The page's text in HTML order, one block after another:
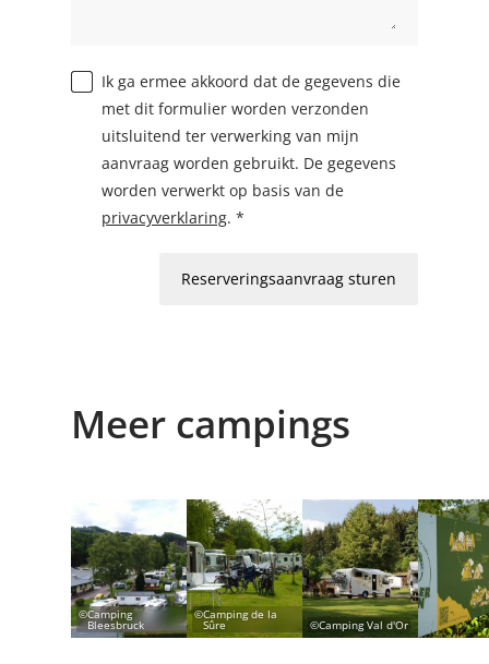
Ik ga ermee akkoord dat de gegevens die
met dit formulier worden verzonden
uitsluitend ter verwerking van mijn
aanvraag worden gebruikt. De gegevens
worden verwerkt op basis van de
privacyverklaring. *
Reserveringsaanvraag sturen
Meer campings
©Camping
Bleesbruck
Details & Boek
©Camping de la
Sûre ©Camping Val d'Or
Details & Boek